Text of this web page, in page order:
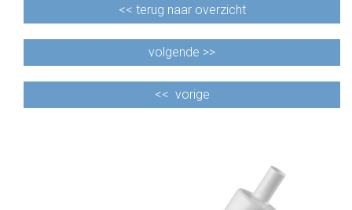
<< terug naar overzicht
volgende >>
<< vorige